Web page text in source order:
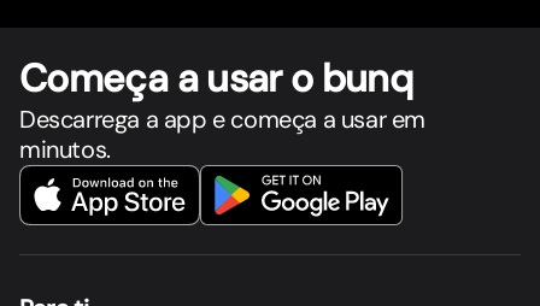
Começa a usar o bunq
Descarrega a app e começa a usar em
minutos.